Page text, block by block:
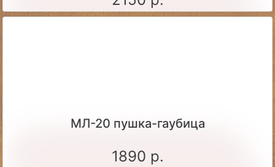
МЛ-20 пушка-гаубица
1890 р.